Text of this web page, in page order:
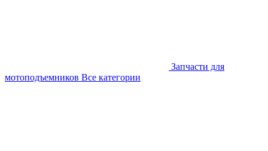
Запчасти для
мотоподъемников Все категории